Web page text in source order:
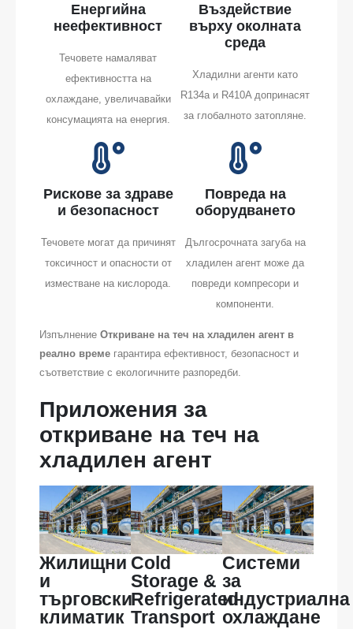
Енергийна
неефективност
Течовете намаляват
ефективността на
охлаждане, увеличавайки
консумацията на енергия.
Въздействие
върху околната
среда
Хладилни агенти като
R134a и R410A допринасят
за глобалното затопляне.
Рискове за здраве
и безопасност
Течовете могат да причинят
токсичност и опасности от
изместване на кислорода.
Повреда на
оборудването
Дългосрочната загуба на
хладилен агент може да
повреди компресори и
компоненти.
Изпълнение Откриване на теч на хладилен агент в
реално време гарантира ефективност, безопасност и
съответствие с екологичните разпоредби.
Приложения за
откриване на теч на
хладилен агент
Жилищни
и
търговски
климатик
Cold
Storage &
Refrigerated
Transport
Системи
за
индустриална
охлаждане